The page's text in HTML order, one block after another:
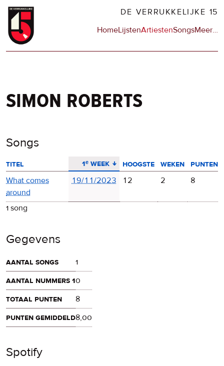
Overslaan
naar
DE VERRUKKELIJKE 15
Hoofdnavigatie
HomeLijstenArtiestenSongsMeerop
…
simon roberts
Songs
titel 1ᵉ week
aflopend sorteren hoogste weken
punten
What comes
around
19/11/2023 12 2 8
1 song
Gegevens
aantal songs
1
aantal nummers 10
totaal punten
8
punten gemiddeld8,00
Spotify